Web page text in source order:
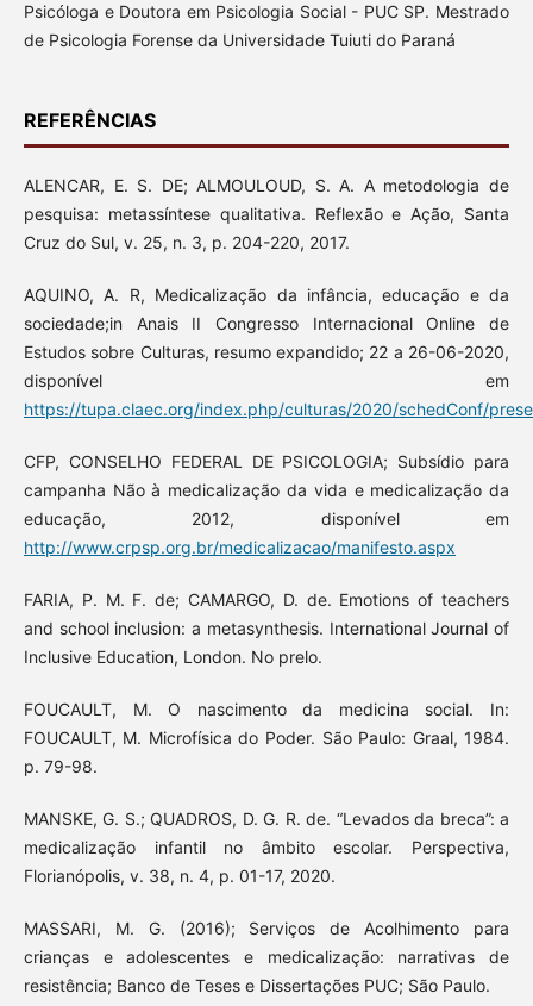
Psicóloga e Doutora em Psicologia Social - PUC SP. Mestrado
de Psicologia Forense da Universidade Tuiuti do Paraná
REFERÊNCIAS
ALENCAR, E. S. DE; ALMOULOUD, S. A. A metodologia de
pesquisa: metassíntese qualitativa. Reflexão e Ação, Santa
Cruz do Sul, v. 25, n. 3, p. 204-220, 2017.
AQUINO, A. R, Medicalização da infância, educação e da
sociedade;in Anais II Congresso Internacional Online de
Estudos sobre Culturas, resumo expandido; 22 a 26-06-2020,
disponível em
https://tupa.claec.org/index.php/culturas/2020/schedConf/
CFP, CONSELHO FEDERAL DE PSICOLOGIA; Subsídio para
campanha Não à medicalização da vida e medicalização da
educação, 2012, disponível em
http://www.crpsp.org.br/medicalizacao/manifesto.aspx
FARIA, P. M. F. de; CAMARGO, D. de. Emotions of teachers
and school inclusion: a metasynthesis. International Journal of
Inclusive Education, London. No prelo.
FOUCAULT, M. O nascimento da medicina social. In:
FOUCAULT, M. Microfísica do Poder. São Paulo: Graal, 1984.
p. 79-98.
MANSKE, G. S.; QUADROS, D. G. R. de. “Levados da breca”: a
medicalização infantil no âmbito escolar. Perspectiva,
Florianópolis, v. 38, n. 4, p. 01-17, 2020.
MASSARI, M. G. (2016); Serviços de Acolhimento para
crianças e adolescentes e medicalização: narrativas de
resistência; Banco de Teses e Dissertações PUC; São Paulo.